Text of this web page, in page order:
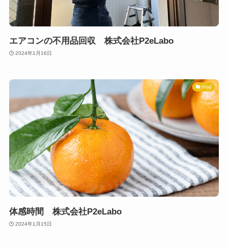
エアコンの不用品回収 株式会社P2eLabo
2024年1月16日
blog
体感時間 株式会社P2eLabo
2024年1月15日